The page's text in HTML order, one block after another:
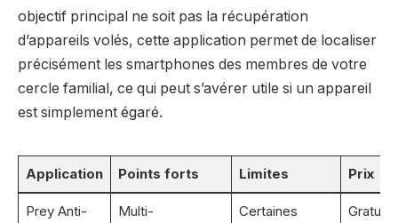
objectif principal ne soit pas la récupération
d’appareils volés, cette application permet de localiser
précisément les smartphones des membres de votre
cercle familial, ce qui peut s’avérer utile si un appareil
est simplement égaré.
Application Points forts Limites Prix
Prey Anti-
Multi-
Certaines
Gratuit